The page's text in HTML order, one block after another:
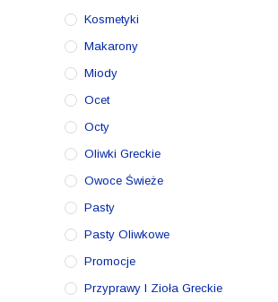
Kosmetyki
Makarony
Miody
Ocet
Octy
Oliwki Greckie
Owoce Świeże
Pasty
Pasty Oliwkowe
Promocje
Przyprawy I Zioła Greckie